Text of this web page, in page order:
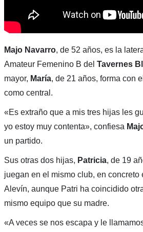
Majo Navarro, de 52 años, es la
Amateur Femenino B del Tavernes
mayor, María, de 21 años, forma con
como central.
«Es extraño que a mis tres hijas les
yo estoy muy contenta», confiesa
un partido.
Sus otras dos hijas, Patricia, de 19
juegan en el mismo club, en concreto
Alevín, aunque Patri ha coincidido
mismo equipo que su madre.
«A veces se nos escapa y le